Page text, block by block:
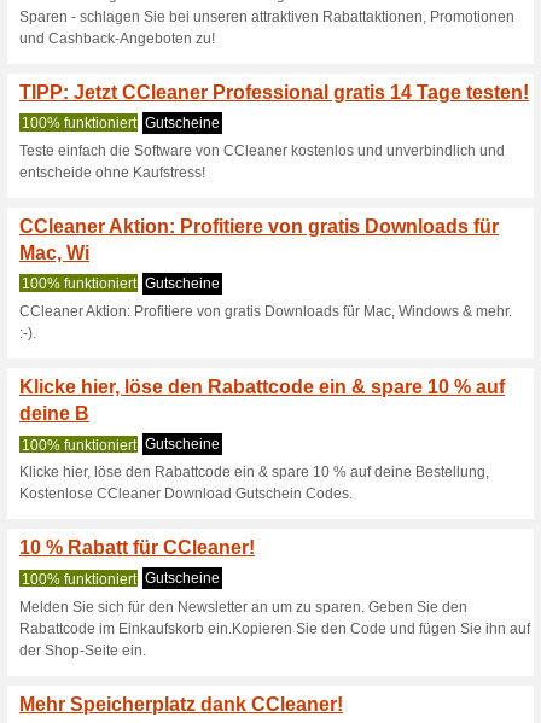
Aktuelle Angebote
Genießen Sie 20 %
Wir empfehlen 100%
Reinigen, optimieren und
Ccleaner.
Recuva Professional
Wir empfehlen
100%
Recuva Professional hilft